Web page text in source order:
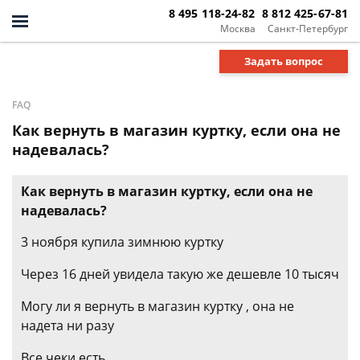
Москва
8 495 118-24-82
Санкт-Петербург
8 812 425-67-81
Задать вопрос
FAQ
Как вернуть в магазин куртку, если она не
надевалась?
Как вернуть в магазин куртку, если она не
надевалась?
3 ноября купила зимнюю куртку
Через 16 дней увидела такую же дешевле 10 тысяч
Могу ли я вернуть в магазин куртку , она не
надета ни разу